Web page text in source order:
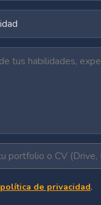
política de privacidad.